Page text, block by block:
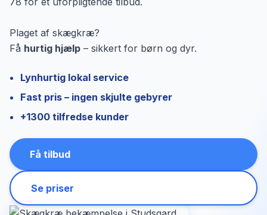
Plaget af skægkræ?
Få hurtig hjælp – sikkert for børn og dyr.
Lynhurtig lokal service
Fast pris – ingen skjulte gebyrer
+1300 tilfredse kunder
Få tilbud
Se priser